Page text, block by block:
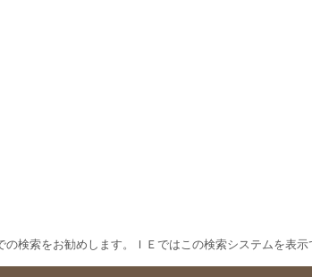
検索をお勧めします。ＩＥではこの検索システムを表示